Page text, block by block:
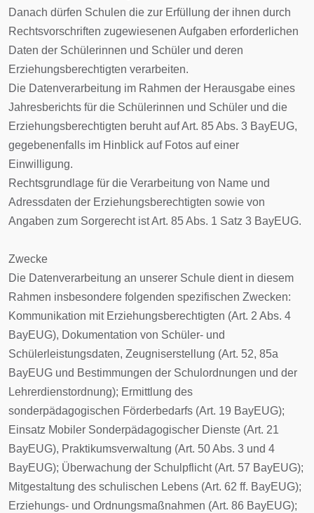
Danach dürfen Schulen die zur Erfüllung der ihnen durch
Rechtsvorschriften zugewiesenen Aufgaben erforderlichen
Daten der Schülerinnen und Schüler und deren
Erziehungsberechtigten verarbeiten.
Die Datenverarbeitung im Rahmen der Herausgabe eines
Jahresberichts für die Schülerinnen und Schüler und die
Erziehungsberechtigten beruht auf Art. 85 Abs. 3 BayEUG,
gegebenenfalls im Hinblick auf Fotos auf einer
Einwilligung.
Rechtsgrundlage für die Verarbeitung von Name und
Adressdaten der Erziehungsberechtigten sowie von
Angaben zum Sorgerecht ist Art. 85 Abs. 1 Satz 3 BayEUG.
Zwecke
Die Datenverarbeitung an unserer Schule dient in diesem
Rahmen insbesondere folgenden spezifischen Zwecken:
Kommunikation mit Erziehungsberechtigten (Art. 2 Abs. 4
BayEUG), Dokumentation von Schüler- und
Schülerleistungsdaten, Zeugniserstellung (Art. 52, 85a
BayEUG und Bestimmungen der Schulordnungen und der
Lehrerdienstordnung); Ermittlung des
sonderpädagogischen Förderbedarfs (Art. 19 BayEUG);
Einsatz Mobiler Sonderpädagogischer Dienste (Art. 21
BayEUG), Praktikumsverwaltung (Art. 50 Abs. 3 und 4
BayEUG); Überwachung der Schulpflicht (Art. 57 BayEUG);
Mitgestaltung des schulischen Lebens (Art. 62 ff. BayEUG);
Erziehungs- und Ordnungsmaßnahmen (Art. 86 BayEUG);